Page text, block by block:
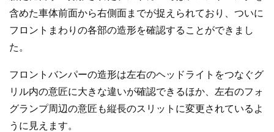
含めた車体前面から右側面までが捉えられており、ついに
フロントまわりの各部の造形を確認することができまし
た。
フロントバンパーの造形は左右のヘッドライトをつなぐグ
リル内の意匠に大きな違いが確認できるほか、左右のフォ
グランプ周辺の意匠も縦長のスリットに変更されているよ
うに見えます。